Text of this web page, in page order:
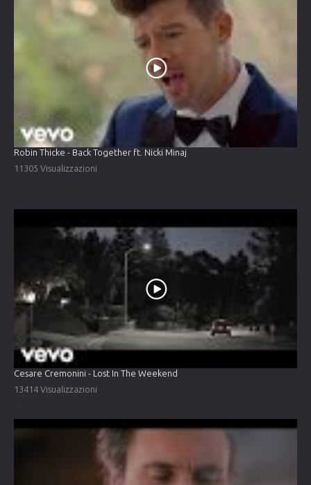
Robin Thicke - Back Together ft. Nicki Minaj
11305 Visualizzazioni
Cesare Cremonini - Lost In The Weekend
13414 Visualizzazioni